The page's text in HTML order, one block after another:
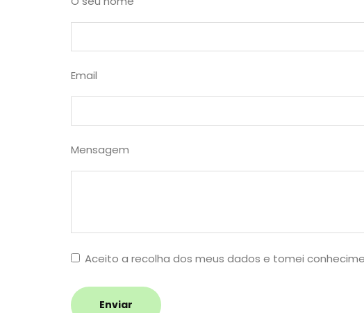
Email
Mensagem
Aceito a recolha dos meus dados e tomei
Enviar